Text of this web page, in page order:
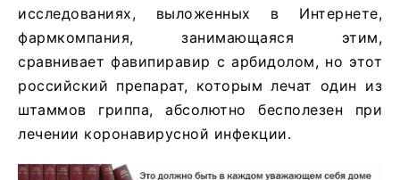
исследованиях, выложенных в Интернете,
фармкомпания, занимающаяся этим,
сравнивает фавипиравир с арбидолом, но этот
российский препарат, которым лечат один из
штаммов гриппа, абсолютно бесполезен при
лечении коронавирусной инфекции.